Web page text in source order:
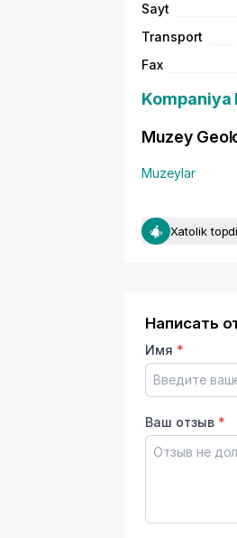
Sayt
Transport
Fax
Kompaniya
Muzey
Muzeylar
Xatolik
Написать
Имя *
Ваш отзыв *